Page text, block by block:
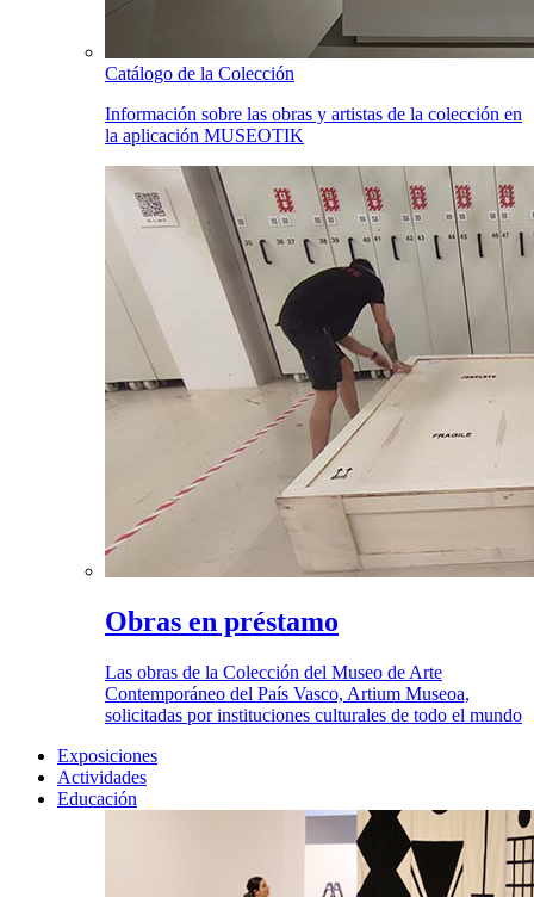
Catálogo de la Colección
Información sobre las obras y artistas de la colección en
la aplicación MUSEOTIK
Obras en préstamo
Las obras de la Colección del Museo de Arte
Contemporáneo del País Vasco, Artium Museoa,
solicitadas por instituciones culturales de todo el mundo
Exposiciones
Actividades
Educación